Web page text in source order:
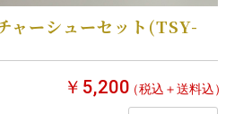
ャーシューセット(TSY-
￥5,200（税込＋送料込）